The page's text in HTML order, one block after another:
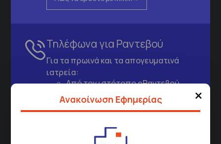
×
Ανακοίνωση Εφημερίας
Τηλέφωνα για Ραντεβού
Για τα πρωινά και τα απογευματινά
ιατρεία:
Από τον ιστότοποeΡαντεβού
Καλώντας στην φωνητική πύλη του
1566
Μέσω της εφαρμογής "MyHealth